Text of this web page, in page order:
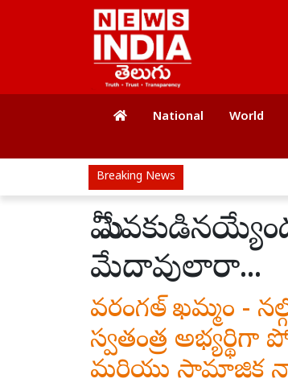
National World
Breaking News
మీ
మేదావులారా...
వరంగల్ - ఖమ్మం -
స్వతంత్ర అభ్యర్థిగా
మరియు సామాజిక